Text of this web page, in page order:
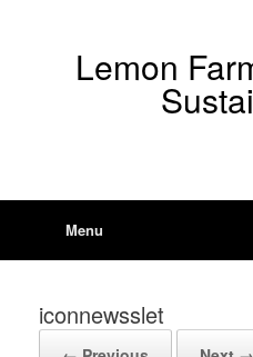
Lemon
Menu
iconnewsslet